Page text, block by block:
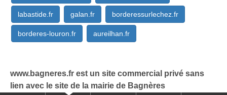
labastide.fr galan.fr borderessurlechez.fr
borderes-louron.fr aureilhan.fr
www.bagneres.fr est un site commercial privé sans
lien avec le site de la mairie de Bagnères